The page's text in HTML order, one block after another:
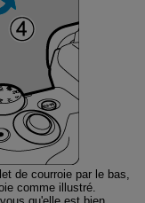
de courroie par le bas,
comme illustré.